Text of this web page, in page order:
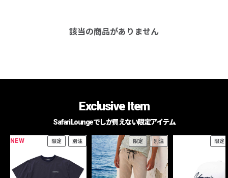
該当の商品がありません
Exclusive Item
Safari Loungeでしか買えない限定アイテム
NEW 限定 別注 限定 別注 限定